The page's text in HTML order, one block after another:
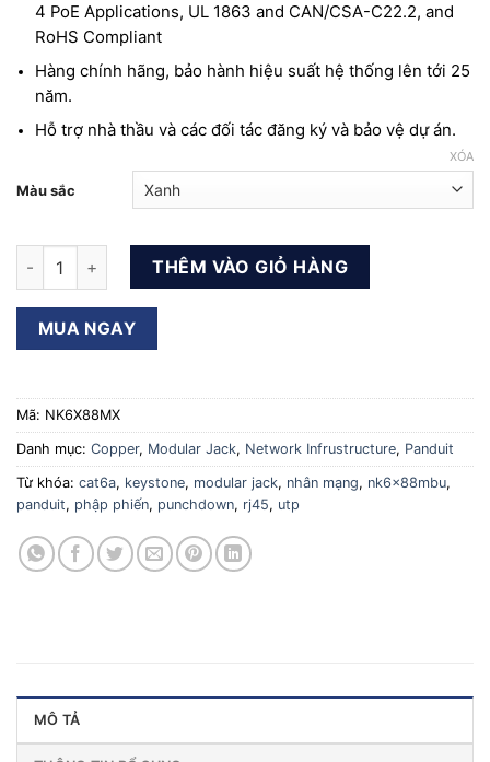
4 PoE Applications, UL 1863 and CAN/CSA-C22.2, and
RoHS Compliant
Hàng chính hãng, bảo hành hiệu suất hệ thống lên tới 25
năm.
Hỗ trợ nhà thầu và các đối tác đăng ký và bảo vệ dự án.
Màu sắc
XÓA
Nhân mạng Cat6A - Unshielded modular jack Panduit -
THÊM VÀO GIỎ HÀNG
MUA NGAY
Mã: NK6X88MX
Danh mục: Copper, Modular Jack, Network Infrustructure, Panduit
Từ khóa: cat6a, keystone, modular jack, nhân mạng, nk6x88mbu,
panduit, phập phiến, punchdown, rj45, utp
MÔ TẢ